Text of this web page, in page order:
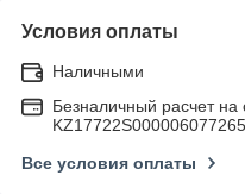
Условия оплаты
Наличными
Безналичный расчет на
KZ17722S000006077265
Все условия оплаты